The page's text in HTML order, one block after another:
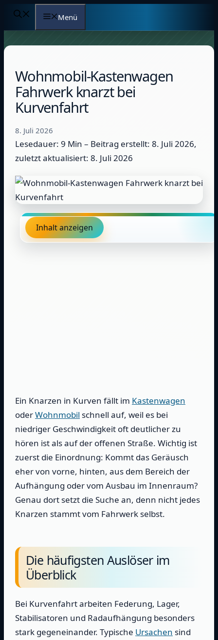
Zum
Menü
Wohnmobil-Kastenwagen
Fahrwerk knarzt bei
Kurvenfahrt
8. Juli 2026
Lesedauer: 9 Min – Beitrag erstellt: 8. Juli 2026,
zuletzt aktualisiert: 8. Juli 2026
Inhalt anzeigen
Ein Knarzen in Kurven fällt im Kastenwagen
oderWohnmobil schnell auf, weil es bei
niedriger Geschwindigkeit oft deutlicher zu
hören ist als auf der offenen Straße. Wichtig ist
zuerst die Einordnung: Kommt das Geräusch
eher von vorne, hinten, aus dem Bereich der
Aufhängung oder vom Ausbau im Innenraum?
Genau dort setzt die Suche an, denn nicht jedes
Knarzen stammt vom Fahrwerk selbst.
Die häufigsten Auslöser im
Überblick
Bei Kurvenfahrt arbeiten Federung, Lager,
Stabilisatoren und Radaufhängung besonders
stark gegeneinander. Typische Ursachen sind